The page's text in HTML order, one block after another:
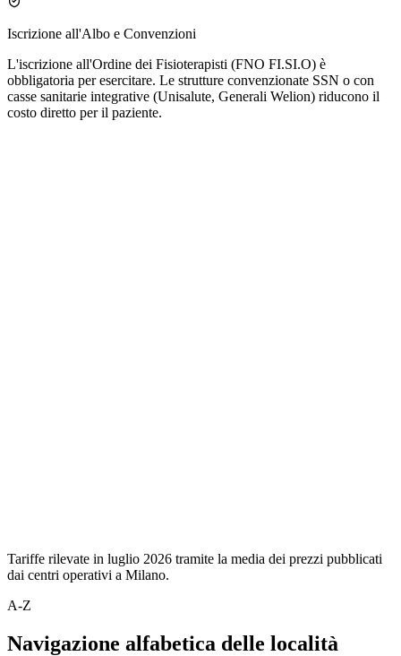
Iscrizione all'Albo e Convenzioni
L'iscrizione all'Ordine dei Fisioterapisti (FNO FI.SI.O) è
obbligatoria per esercitare. Le strutture convenzionate SSN o con
casse sanitarie integrative (Unisalute, Generali Welion) riducono il
costo diretto per il paziente.
Tariffe rilevate in luglio 2026 tramite la media dei prezzi pubblicati
dai centri operativi a Milano.
A-Z
Navigazione alfabetica delle località